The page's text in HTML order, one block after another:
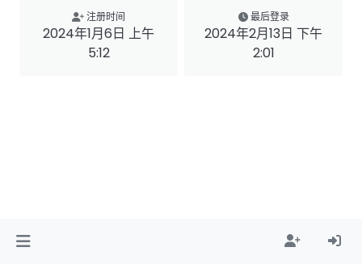
注册时间
2024年1月6日 上午
5:12
最后登录
2024年2月13日 下午
2:01